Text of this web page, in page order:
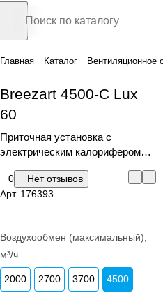
Главная Каталог Вентиляционное
Breezart 4500-C Lux
60
Приточная установка с
электрическим калорифером
0
Нет отзывов
Арт. 176393
Воздухообмен (максимальный),
м³/ч
2000 2700 3700 4500